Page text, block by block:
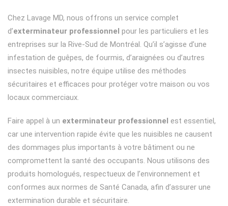
Chez Lavage MD, nous offrons un service complet
d’exterminateur professionnel pour les particuliers et les
entreprises sur la Rive-Sud de Montréal. Qu’il s’agisse d’une
infestation de guêpes, de fourmis, d’araignées ou d’autres
insectes nuisibles, notre équipe utilise des méthodes
sécuritaires et efficaces pour protéger votre maison ou vos
locaux commerciaux.
Faire appel à un exterminateur professionnel est essentiel,
car une intervention rapide évite que les nuisibles ne causent
des dommages plus importants à votre bâtiment ou ne
compromettent la santé des occupants. Nous utilisons des
produits homologués, respectueux de l’environnement et
conformes aux normes de Santé Canada, afin d’assurer une
extermination durable et sécuritaire.